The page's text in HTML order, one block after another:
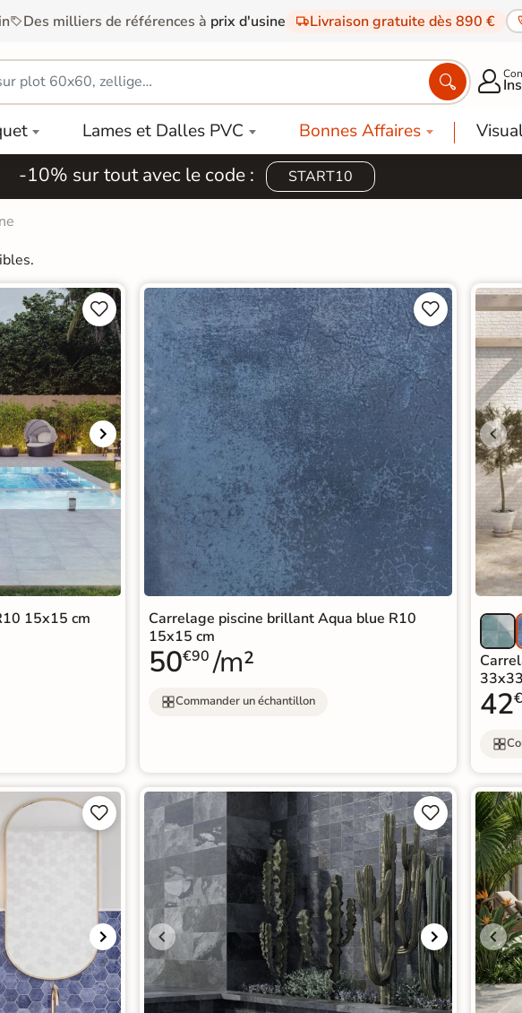
Des milliers de références à prix d'usine Livraison gratuite dès 890 €
 
Lames et Dalles PVC Bonnes Affaires
-10% sur tout avec le code : START10


15x15 cm


Carrelage piscine brillant Aqua blue R10
15x15 cm
50€90 /m²
Commander un échantillon 42

 
